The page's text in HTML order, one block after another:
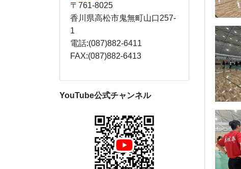
〒761-8025
香川県高松市鬼無町山口257-
1
電話:(087)882-6411
FAX:(087)882-6413
YouTube公式チャンネル